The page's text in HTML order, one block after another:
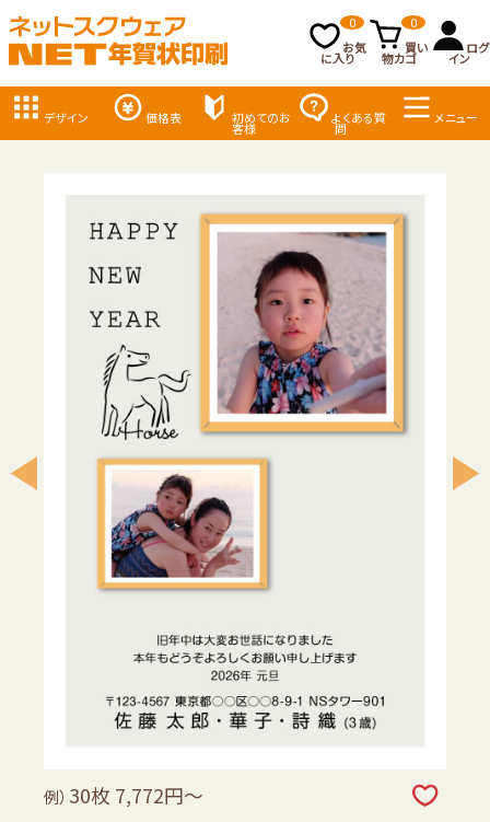
お気
に入り
0
買い
物カゴ
0
ログ
イン
デザイン 価格表 初めてのお
客様
よくある質
問
メニュー
例） 30枚 7,772円～